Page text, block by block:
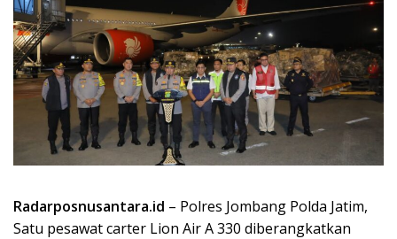
Radarposnusantara.id – Polres Jombang Polda Jatim,
Satu pesawat carter Lion Air A 330 diberangkatkan